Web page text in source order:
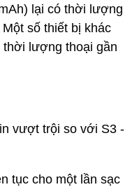
lại có thời lượng
số thiết bị khác
thời lượng thoại gần
tục cho một lần sạc